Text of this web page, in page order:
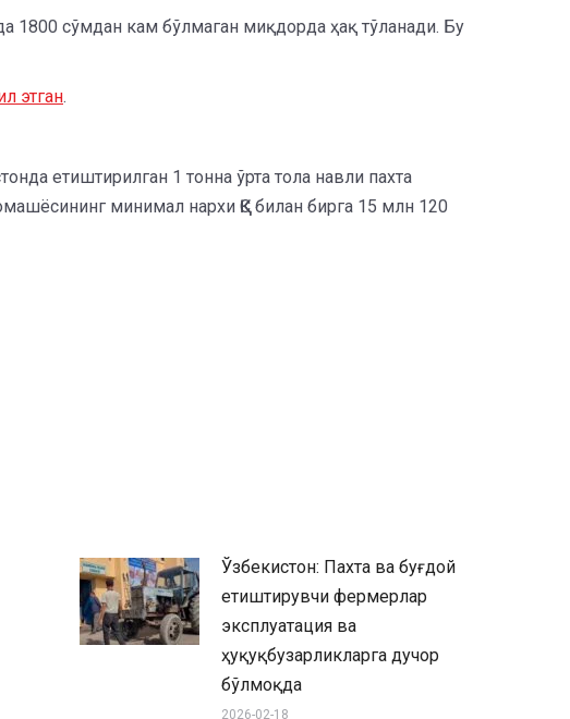
1800 сўмдан кам бўлмаган миқдорда ҳақ тўланади. Бу
этган.
етиштирилган 1 тонна ўрта тола навли пахта
минимал нархи ҚҚС билан бирга 15 млн 120
Ўзбекистон: Пахта ва буғдой
етиштирувчи фермерлар
эксплуатация ва
ҳуқуқбузарликларга дучор
бўлмоқда
2026-02-18